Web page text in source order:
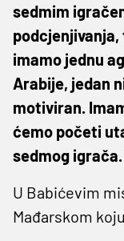
sedmim
podcjenjivanja,
imamo jednu
Arabije, jedan
motiviran.
ćemo početi
sedmog
U Babićevim
Mađarskom